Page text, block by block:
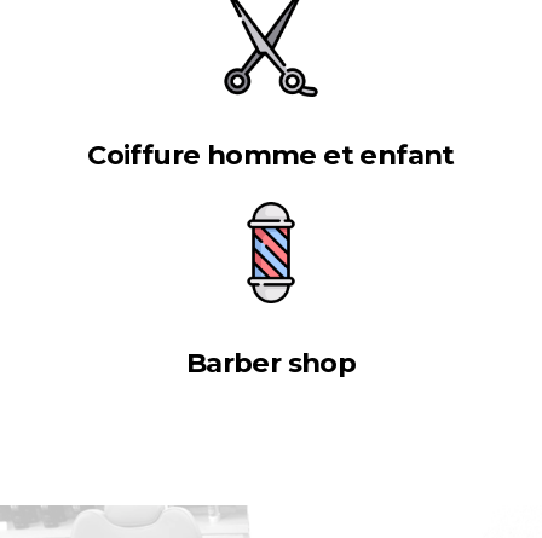
Coiffure homme et enfant
Barber shop